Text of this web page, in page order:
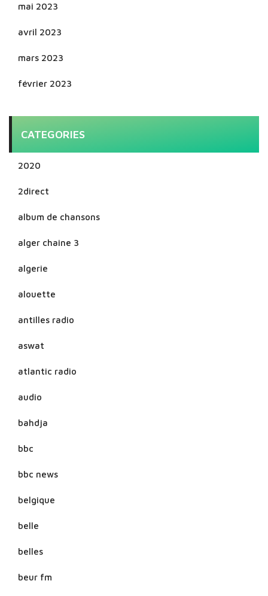
mai 2023
avril 2023
mars 2023
février 2023
CATEGORIES
2020
2direct
album de chansons
alger chaine 3
algerie
alouette
antilles radio
aswat
atlantic radio
audio
bahdja
bbc
bbc news
belgique
belle
belles
beur fm